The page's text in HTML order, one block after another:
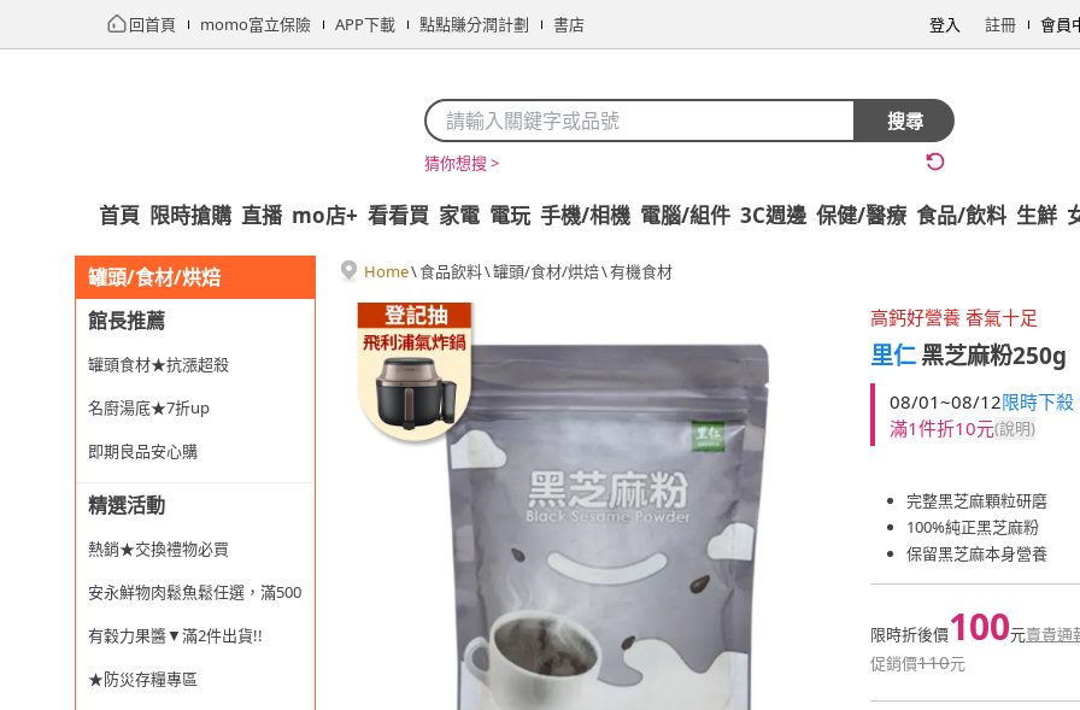
回首頁 momo富立保險 APP下載 點點賺分潤計劃 書店 登入 註冊 會員
搜尋
猜你想搜 >
首頁 限時搶購 直播 mo店+ 看看買 家電 電玩 手機/相機 電腦/組件 3C週邊 保健/醫療 食品/飲料 生鮮
罐頭/食材/烘焙
館長推薦
罐頭食材★抗漲超殺
名廚湯底★7折up
即期良品安心購
精選活動
熱銷★交換禮物必買
安永鮮物肉鬆魚鬆任選，滿500免運
有穀力果醬▼滿2件出貨!!
★防災存糧專區
Home\食品飲料\罐頭/食材/烘焙\有機食材
高鈣好營養 香氣十足
里仁黑芝麻粉250g
08/01~08/12限時下殺
滿1件折10元(說明)
完整黑芝麻顆粒研磨
100%純正黑芝麻粉
保留黑芝麻本身營養
限時折後價100元賣貴通
促銷價110元